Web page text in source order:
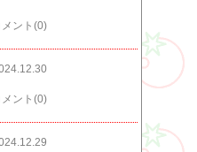
メント(0)
メント(0)